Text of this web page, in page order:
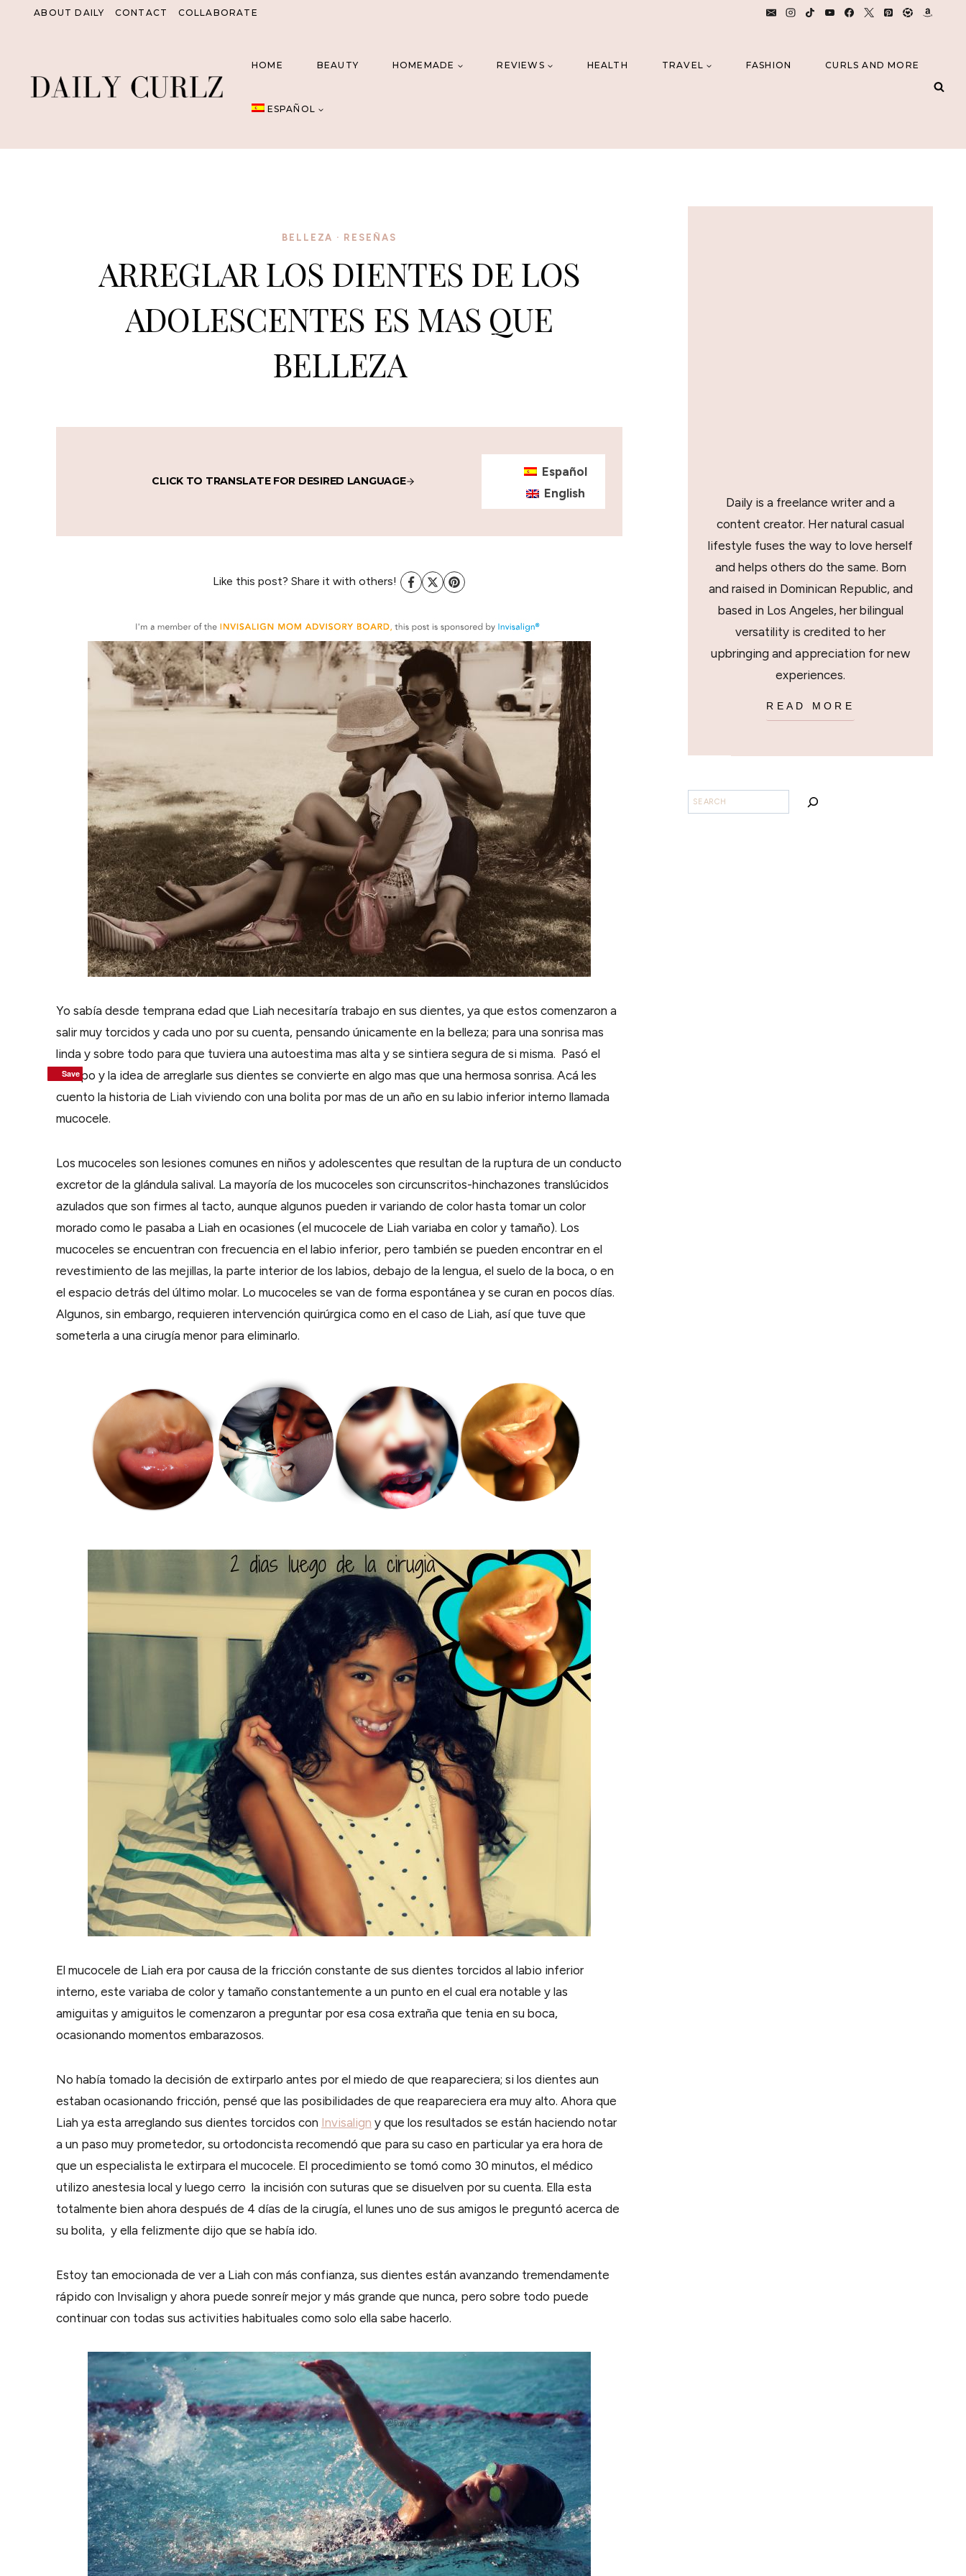
ABOUT DAILY CONTACT COLLABORATE
HOME BEAUTY HOMEMADE REVIEWS HEALTH TRAVEL FASHION CURLS AND MORE
ESPAÑOL
BELLEZA · RESEÑAS
ARREGLAR LOS DIENTES DE LOS
ADOLESCENTES ES MAS QUE
BELLEZA
CLICK TO TRANSLATE FOR DESIRED LANGUAGE
Español
English
Like this post? Share it with others!
Yo sabía desde temprana edad que Liah necesitaría trabajo en sus dientes, ya que estos comenzaron a
salir muy torcidos y cada uno por su cuenta, pensando únicamente en la belleza; para una sonrisa mas
linda y sobre todo para que tuviera una autoestima mas alta y se sintiera segura de si misma. Pasó el
tiempo y la idea de arreglarle sus dientes se convierte en algo mas que una hermosa sonrisa. Acá les
cuento la historia de Liah viviendo con una bolita por mas de un año en su labio inferior interno llamada
mucocele.
Los mucoceles son lesiones comunes en niños y adolescentes que resultan de la ruptura de un conducto
excretor de la glándula salival. La mayoría de los mucoceles son circunscritos-hinchazones translúcidos
azulados que son firmes al tacto, aunque algunos pueden ir variando de color hasta tomar un color
morado como le pasaba a Liah en ocasiones (el mucocele de Liah variaba en color y tamaño). Los
mucoceles se encuentran con frecuencia en el labio inferior, pero también se pueden encontrar en el
revestimiento de las mejillas, la parte interior de los labios, debajo de la lengua, el suelo de la boca, o en
el espacio detrás del último molar. Lo mucoceles se van de forma espontánea y se curan en pocos días.
Algunos, sin embargo, requieren intervención quirúrgica como en el caso de Liah, así que tuve que
someterla a una cirugía menor para eliminarlo.
El mucocele de Liah era por causa de la fricción constante de sus dientes torcidos al labio inferior
interno, este variaba de color y tamaño constantemente a un punto en el cual era notable y las
amiguitas y amiguitos le comenzaron a preguntar por esa cosa extraña que tenia en su boca,
ocasionando momentos embarazosos.
No había tomado la decisión de extirparlo antes por el miedo de que reapareciera; si los dientes aun
estaban ocasionando fricción, pensé que las posibilidades de que reapareciera era muy alto. Ahora que
Liah ya esta arreglando sus dientes torcidos con Invisalign y que los resultados se están haciendo notar
a un paso muy prometedor, su ortodoncista recomendó que para su caso en particular ya era hora de
que un especialista le extirpara el mucocele. El procedimiento se tomó como 30 minutos, el médico
utilizo anestesia local y luego cerro la incisión con suturas que se disuelven por su cuenta. Ella esta
totalmente bien ahora después de 4 días de la cirugía, el lunes uno de sus amigos le preguntó acerca de
su bolita, y ella felizmente dijo que se había ido.
Estoy tan emocionada de ver a Liah con más confianza, sus dientes están avanzando tremendamente
rápido con Invisalign y ahora puede sonreír mejor y más grande que nunca, pero sobre todo puede
continuar con todas sus activities habituales como solo ella sabe hacerlo.
Save
Save
Save
Save
Daily is a freelance writer and a
content creator. Her natural casual
lifestyle fuses the way to love herself
and helps others do the same. Born
and raised in Dominican Republic, and
based in Los Angeles, her bilingual
versatility is credited to her
upbringing and appreciation for new
experiences.
READ MORE